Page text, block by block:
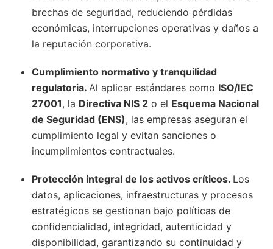
brechas de seguridad, reduciendo pérdidas
económicas, interrupciones operativas y daños a
la reputación corporativa.
Cumplimiento normativo y tranquilidad
regulatoria. Al aplicar estándares como ISO/IEC
27001, la Directiva NIS 2 o el Esquema Nacional
de Seguridad (ENS), las empresas aseguran el
cumplimiento legal y evitan sanciones o
incumplimientos contractuales.
Protección integral de los activos críticos. Los
datos, aplicaciones, infraestructuras y procesos
estratégicos se gestionan bajo políticas de
confidencialidad, integridad, autenticidad y
disponibilidad, garantizando su continuidad y